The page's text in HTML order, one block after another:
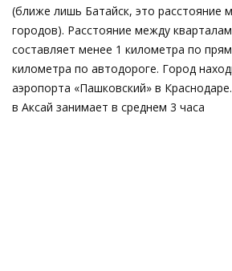
(ближе лишь Батайск, это расстояние
городов). Расстояние между
составляет менее 1 километра по
километра по автодороге. Город
аэропорта «Пашковский» в
в Аксай занимает в среднем 3 часа